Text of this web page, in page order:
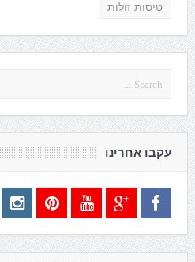
טיסות זולות
עקבו אחרינו